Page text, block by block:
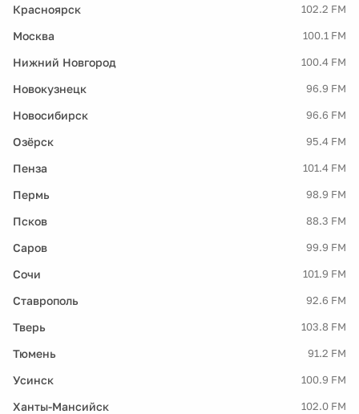
Красноярск 102.2 FM
Москва 100.1 FM
Нижний Новгород 100.4 FM
Новокузнецк 96.9 FM
Новосибирск 96.6 FM
Озёрск 95.4 FM
Пенза 101.4 FM
Пермь 98.9 FM
Псков 88.3 FM
Саров 99.9 FM
Сочи 101.9 FM
Ставрополь 92.6 FM
Тверь 103.8 FM
Тюмень 91.2 FM
Усинск 100.9 FM
Ханты-Мансийск 102.0 FM